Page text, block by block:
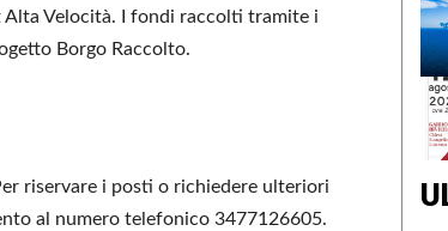
Alta Velocità. I fondi raccolti tramite i
Borgo Raccolto.
riservare i posti o richiedere ulteriori
al numero telefonico 3477126605.